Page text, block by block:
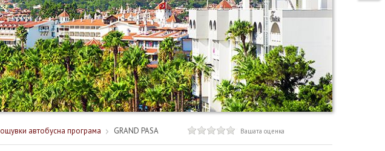
автобусна програма GRAND PASA Вашата оценка